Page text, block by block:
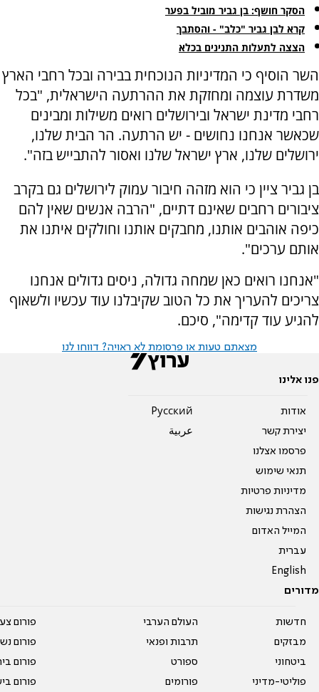
הסקר חושף: בן גביר מוביל בפער
קרא לבן גביר "כלב" - והסתבך
הצצה לתעלות התנינים בכלא
השר הוסיף כי המדיניות הנוכחית בבירה ובכל רחבי הארץ
משדרת עוצמה ומחזקת את ההרתעה הישראלית, "בכל
רחבי מדינת ישראל ובירושלים רואים משילות ומבינים
שכאשר אנחנו נחושים - יש הרתעה. הר הבית שלנו,
ירושלים שלנו, ארץ ישראל שלנו ואסור להתבייש בזה".
בן גביר ציין כי הוא מזהה חיבור עמוק לירושלים גם בקרב
ציבורים רחבים שאינם דתיים, "הרבה אנשים שאין להם
כיפה אוהבים אותנו, מחבקים אותנו וחולקים איתנו את
אותם ערכים".
"אנחנו רואים כאן שמחה גדולה, ניסים גדולים אנחנו
צריכים להעריך את כל הטוב שקיבלנו עוד עכשיו ולשאוף
להגיע עוד קדימה", סיכם.
מצאתם טעות או פרסומת לא ראויה? דווחו לנו
פנו אלינו
אודות
יצירת קשר
פרסמו אצלנו
תנאי שימוש
מדיניות פרטיות
הצהרת נגישות
המייל האדום
עברית
English
Pусский
عربية
מדורים
חדשות
מבזקים
ביטחוני
פוליטי-מדיני
העולם הערבי
תרבות ופנאי
ספורט
פורומים
פורום
פורום
פורום
פורום